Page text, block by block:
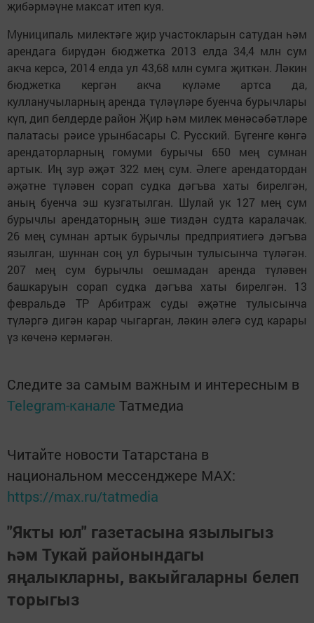
җибәрмәүне максат итеп куя.
Муниципаль милектәге җир участокларын сатудан һәм
арендага бирүдән бюджетка 2013 елда 34,4 млн сум
акча керсә, 2014 елда ул 43,68 млн сумга җиткән. Ләкин
бюджетка кергән акча күләме артса да,
кулланучыларның аренда түләүләре буенча бурычлары
күп, дип белдерде район Җир һәм милек мөнәсәбәтләре
палатасы рәисе урынбасары С. Русский. Бүгенге көнгә
арендаторларның гомуми бурычы 650 мең сумнан
артык. Иң зур әҗәт 322 мең сум. Әлеге арендатордан
әҗәтне түләвен сорап судка дәгъва хаты бирелгән,
аның буенча эш кузгатылган. Шулай ук 127 мең сум
бурычлы арендаторның эше тиздән судта каралачак.
26 мең сумнан артык бурычлы предприятиегә дәгъва
язылган, шуннан соң ул бурычын тулысынча түләгән.
207 мең сум бурычлы оешмадан аренда түләвен
башкаруын сорап судка дәгъва хаты бирелгән. 13
февральдә ТР Арбитраж суды әҗәтне тулысынча
түләргә дигән карар чыгарган, ләкин әлегә суд карары
үз көченә кермәгән.
Следите за самым важным и интересным в
Telegram-канале Татмедиа
Читайте новости Татарстана в
национальном мессенджере MАХ:
https://max.ru/tatmedia
"Якты юл" газетасына язылыгыз
һәм Тукай районындагы
яңалыкларны, вакыйгаларны белеп
торыгыз